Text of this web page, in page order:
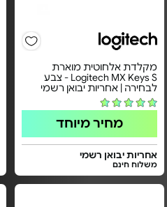
מקלדת אלחוטית מוארת
Logitech MX Keys S - צבע
לבחירה | אחריות יבואן רשמי
מחיר מיוחד
אחריות יבואן רשמי
משלוח חינם